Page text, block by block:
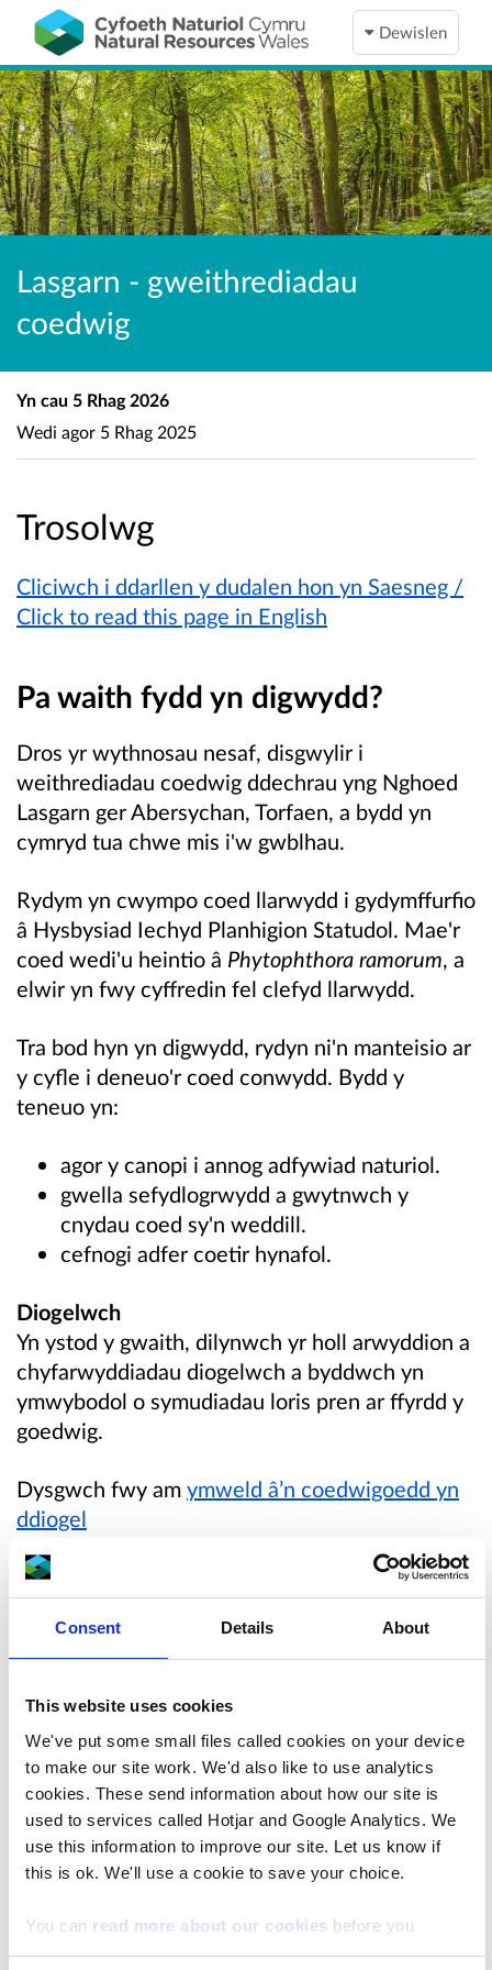
Consent Details About
This website uses cookies
We've put some small files called cookies on your device
to make our site work. We'd also like to use analytics
cookies. These send information about how our site is
used to services called Hotjar and Google Analytics. We
use this information to improve our site. Let us know if
this is ok. We'll use a cookie to save your choice.
You can read more about our cookies before you
choose.
Dewislen
Lasgarn - gweithrediadau
coedwig
Trosolwg
Cliciwch i ddarllen y dudalen hon yn Saesneg /
Click to read this page in English
Pa waith fydd yn digwydd?
Dros yr wythnosau nesaf, disgwylir i
weithrediadau coedwig ddechrau yng Nghoed
Lasgarn ger Abersychan, Torfaen, a bydd yn
cymryd tua chwe mis i'w gwblhau.
Rydym yn cwympo coed llarwydd i gydymffurfio
â Hysbysiad Iechyd Planhigion Statudol. Mae'r
coed wedi'u heintio â Phytophthora ramorum, a
elwir yn fwy cyffredin fel clefyd llarwydd.
Tra bod hyn yn digwydd, rydyn ni'n manteisio ar
y cyfle i deneuo'r coed conwydd. Bydd y
teneuo yn:
agor y canopi i annog adfywiad naturiol.
gwella sefydlogrwydd a gwytnwch y
cnydau coed sy'n weddill.
cefnogi adfer coetir hynafol.
Diogelwch
Yn ystod y gwaith, dilynwch yr holl arwyddion a
chyfarwyddiadau diogelwch a byddwch yn
ymwybodol o symudiadau loris pren ar ffyrdd y
goedwig.
Dysgwch fwy am ymweld â’n coedwigoedd yn
ddiogel
Map yn dangos yr ardal waith
Your browser does not support inline PDF
Pam rydyn ni'n teneuo coed?
Unwaith y bydd ardal o goed wedi aeddfedu i
faint penodol, maent yn dechrau cystadlu â'i
gilydd am faethynnau, dŵr a golau.
Yn cau 5 Rhag 2026
Wedi agor 5 Rhag 2025